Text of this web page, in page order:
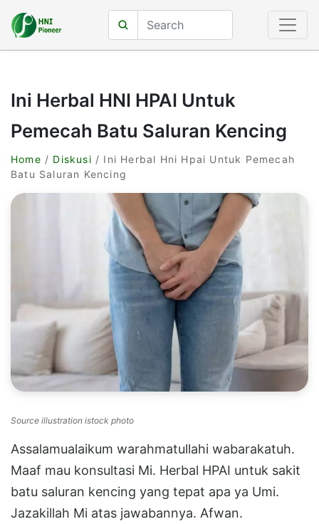
Ini Herbal HNI HPAI Untuk
Pemecah Batu Saluran Kencing
Home / Diskusi / Ini Herbal Hni Hpai Untuk Pemecah
Batu Saluran Kencing
Source illustration istock photo
Assalamualaikum warahmatullahi wabarakatuh.
Maaf mau konsultasi Mi. Herbal HPAI untuk sakit
batu saluran kencing yang tepat apa ya Umi.
Jazakillah Mi atas jawabannya. Afwan.